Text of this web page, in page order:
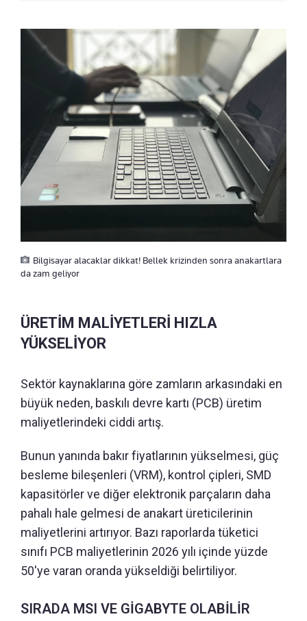
Bilgisayar alacaklar dikkat! Bellek krizinden sonra anakartlara
da zam geliyor
ÜRETİM MALİYETLERİ HIZLA
YÜKSELİYOR
Sektör kaynaklarına göre zamların arkasındaki en
büyük neden, baskılı devre kartı (PCB) üretim
maliyetlerindeki ciddi artış.
Bunun yanında bakır fiyatlarının yükselmesi, güç
besleme bileşenleri (VRM), kontrol çipleri, SMD
kapasitörler ve diğer elektronik parçaların daha
pahalı hale gelmesi de anakart üreticilerinin
maliyetlerini artırıyor. Bazı raporlarda tüketici
sınıfı PCB maliyetlerinin 2026 yılı içinde yüzde
50'ye varan oranda yükseldiği belirtiliyor.
SIRADA MSI VE GİGABYTE OLABİLİR